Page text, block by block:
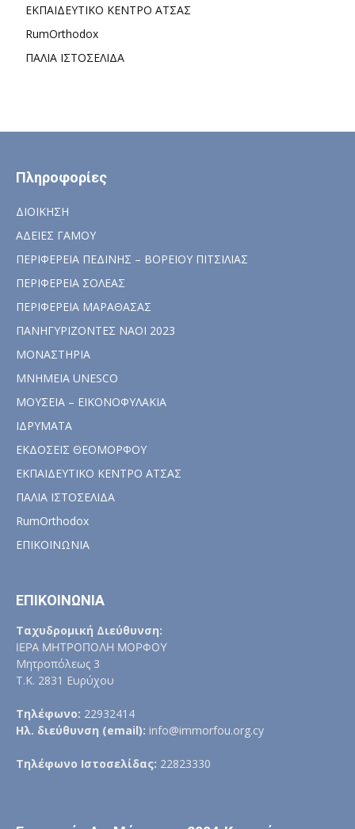
ΕΚΠΑΙΔΕΥΤΙΚΟ ΚΕΝΤΡΟ ΑΤΣΑΣ
RumOrthodox
ΠΑΛΙΑ ΙΣΤΟΣΕΛΙΔΑ
Πληροφορίες
ΔΙΟΙΚΗΣΗ
ΑΔΕΙΕΣ ΓΑΜΟΥ
ΠΕΡΙΦΕΡΕΙΑ ΠΕΔΙΝΗΣ – ΒΟΡΕΙΟΥ ΠΙΤΣΙΛΙΑΣ
ΠΕΡΙΦΕΡΕΙΑ ΣΟΛΕΑΣ
ΠΕΡΙΦΕΡΕΙΑ ΜΑΡΑΘΑΣΑΣ
ΠΑΝΗΓΥΡΙΖΟΝΤΕΣ ΝΑΟΙ 2023
ΜΟΝΑΣΤΗΡΙΑ
ΜΝΗΜΕΙΑ UNESCO
ΜΟΥΣΕΙΑ – ΕΙΚΟΝΟΦΥΛΑΚΙΑ
ΙΔΡΥΜΑΤΑ
ΕΚΔΟΣΕΙΣ ΘΕΟΜΟΡΦΟΥ
ΕΚΠΑΙΔΕΥΤΙΚΟ ΚΕΝΤΡΟ ΑΤΣΑΣ
ΠΑΛΙΑ ΙΣΤΟΣΕΛΙΔΑ
RumOrthodox
ΕΠΙΚΟΙΝΩΝΙΑ
ΕΠΙΚΟΙΝΩΝΙΑ
Ταχυδρομική Διεύθυνση:
ΙΕΡΑ ΜΗΤΡΟΠΟΛΗ ΜΟΡΦΟΥ
Μητροπόλεως 3
Τ.Κ. 2831 Ευρύχου
Τηλέφωνο: 22932414
Ηλ. διεύθυνση (email): info@immorfou.org.cy
Τηλέφωνο Ιστοσελίδας: 22823330